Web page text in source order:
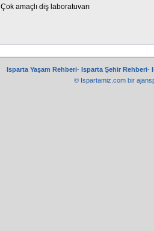
Çok amaçlı diş laboratuvarı
Isparta Yaşam Rehberi- Isparta Şehir Rehberi-
© Ispartamiz.com bir